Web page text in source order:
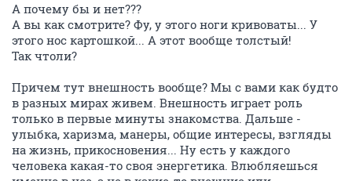
А почему бы и нет???
А вы как смотрите? Фу, у этого ноги кривоваты... У
этого нос картошкой... А этот вообще толстый!
Так чтоли?
Причем тут внешность вообще? Мы с вами как будто
в разных мирах живем. Внешность играет роль
только в первые минуты знакомства. Дальше -
улыбка, харизма, манеры, общие интересы, взгляды
на жизнь, прикосновения... Ну есть у каждого
человека какая-то своя энергетика. Влюбляешься